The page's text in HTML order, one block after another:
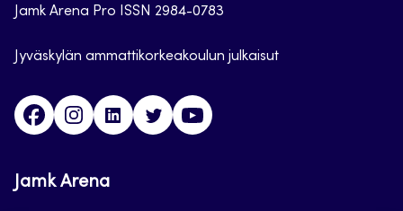
Jamk Arena Pro ISSN 2984-0783
Jyväskylän ammattikorkeakoulun julkaisut
FacebookInstagramLinkedinTwitter
Jamk Arena